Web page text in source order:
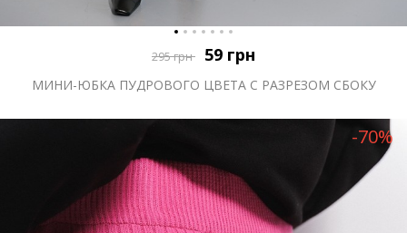
295грн 59 грн
МИНИ-ЮБКА ПУДРОВОГО ЦВЕТА С РАЗРЕЗОМ СБОКУ
-70%